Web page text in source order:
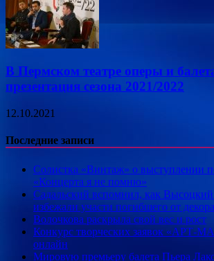
В Пермском театре оперы и
презентация сезона 2021/2022
12.10.2021
Последние записи
Солистка «Винтаж» о выступлении
«Концерта я не помню»
Садальский вспомнил, как
избежали участи погибшего от
Волочкова раскрыла свой вес и рост
Конкурс творческих заявок «АРТ-
онлайн
Мировую премьеру балета Пьера